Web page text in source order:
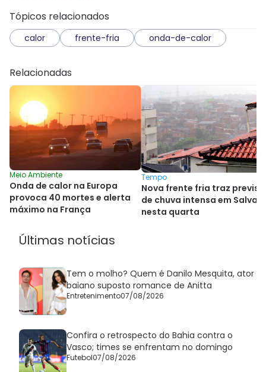
Tópicos relacionados
calor frente-fria onda-de-calor
Relacionadas
Meio Ambiente
Onda de calor na Europa
provoca 40 mortes e alerta
máximo na França
Tempo
Nova frente fria traz
de chuva intensa em
nesta quarta
Últimas notícias
Tem o molho? Quem é Danilo Mesquita, ator
baiano suposto romance de Anitta
Entretenimento07/08/2026
Confira o retrospecto do Bahia contra o
Vasco; times se enfrentam no domingo
Futebol07/08/2026